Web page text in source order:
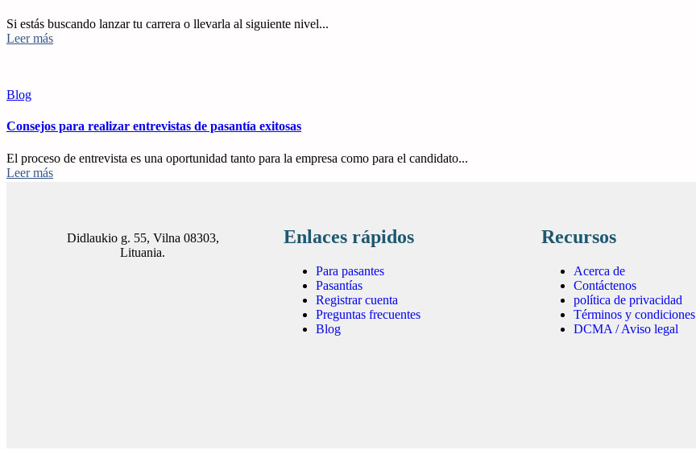
Si estás buscando lanzar tu carrera o llevarla al siguiente nivel...
Leer más
Blog
Consejos para realizar entrevistas de pasantía exitosas
El proceso de entrevista es una oportunidad tanto para la empresa como para el candidato...
Leer más
Didlaukio g. 55, Vilna 08303,
Lituania.
Enlaces rápidos
Para pasantes
Pasantías
Registrar cuenta
Preguntas frecuentes
Blog
Recursos
Acerca de
Contáctenos
política de privacidad
Términos y condiciones
DCMA / Aviso legal